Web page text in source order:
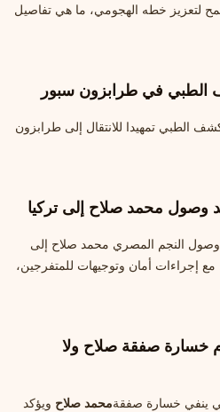
لتعزيز خطه الهجومي، ما هي تفاصيل
في طرابزون سبور
الطبي تمهيدا للانتقال إلى طرابزون
وصول محمد صلاح إلى تركيا
النجم المصري محمد صلاح إلى
مع إجراءات أمان وتوجيهات للمتفرجين،
صفقة صلاح ولا
ينفي خسارة صفقةمحمد صلاح ويؤكد